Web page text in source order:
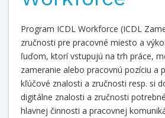
Program ICDL Workforce (ICDL
zručnosti pre pracovné miesto a
ľuďom, ktorí vstupujú na trh práce,
zameranie alebo pracovnú pozíciu a
kľúčové znalosti a zručnosti resp. si
digitálne znalosti a zručnosti
hlavnej činnosti a pracovnej